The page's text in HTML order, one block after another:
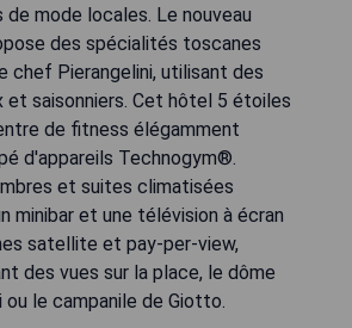
de mode locales. Le nouveau
des spécialités toscanes
chef Pierangelini, utilisant des
et saisonniers. Cet hôtel 5 étoiles
de fitness élégamment
d'appareils Technogym®.
et suites climatisées
minibar et une télévision à écran
satellite et pay-per-view,
des vues sur la place, le dôme
ou le campanile de Giotto.